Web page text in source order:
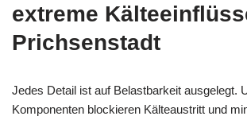
extreme
Prichsenstadt
Jedes Detail ist auf Belastbarkeit ausgelegt.
Komponenten blockieren Kälteaustritt und